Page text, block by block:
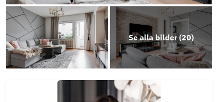
Objektsbeskrivning
Se alla bilder (20)